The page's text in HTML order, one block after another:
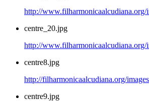
http://www.filharmonicaalcudiana.org/
centre_20.jpg
http://www.filharmonicaalcudiana.org/
centre8.jpg
http://filharmonicaalcudiana.org/
centre9.jpg